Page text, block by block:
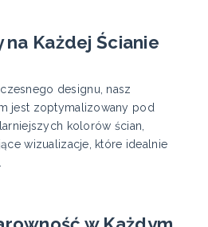
Każdej Ścianie
designu, nasz
jest zoptymalizowany pod
kolorów ścian,
wizualizacje, które idealnie